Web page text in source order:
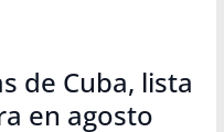
de Cuba, lista
en agosto